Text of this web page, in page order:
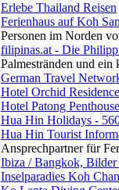
Erlebe Thailand Reisen
Ferienhaus auf Koh
Personen im Norden
filipinas.at - Die
Palmestränden und ein
German Travel
Hotel Orchid Residence
Hotel Patong Penthouse
Hua Hin Holidays -
Hua Hin Tourist
Ansprechpartner für
Ibiza / Bangkok,
Inselparadies Koh